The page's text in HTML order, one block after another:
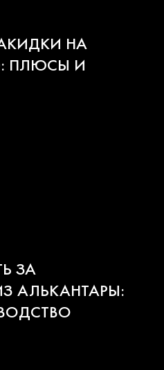
Mazda
Skoda
Ssangyong
НА
ПЛЮСЫ И
ЗА
АЛЬКАНТАРЫ: